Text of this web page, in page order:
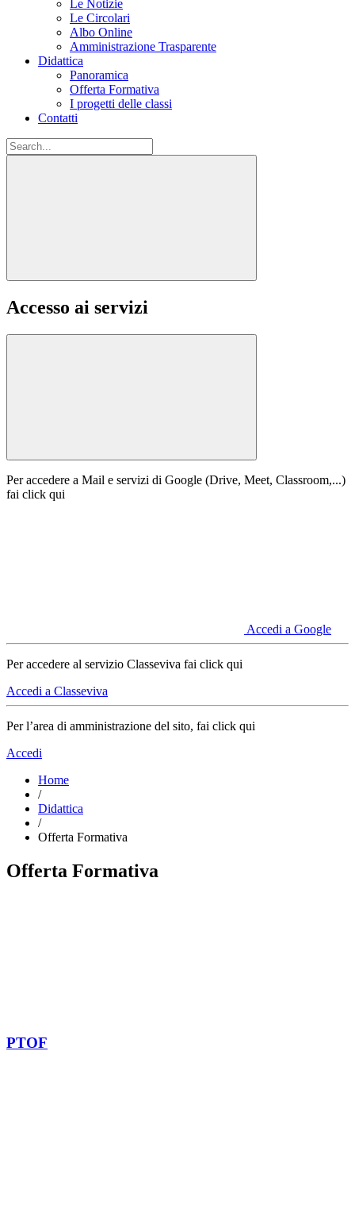
Le Notizie
Le Circolari
Albo Online
Amministrazione Trasparente
Didattica
Panoramica
Offerta Formativa
I progetti delle classi
Contatti
Accesso ai servizi
Per accedere a Mail e servizi di Google (Drive, Meet, Classroom,...)
fai click qui
Accedi a Google
Per accedere al servizio Classeviva fai click qui
Accedi a Classeviva
Per l’area di amministrazione del sito, fai click qui
Accedi
Home
/
Didattica
/
Offerta Formativa
Offerta Formativa
PTOF